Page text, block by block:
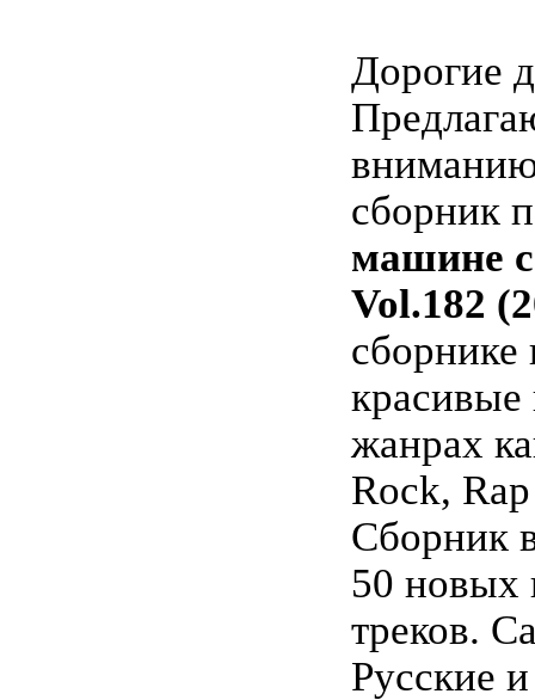
Дорогие
сборник
машине
Vol.182
красивые
жанрах
Rock,
Сборник
50 новых
треков.
Русские